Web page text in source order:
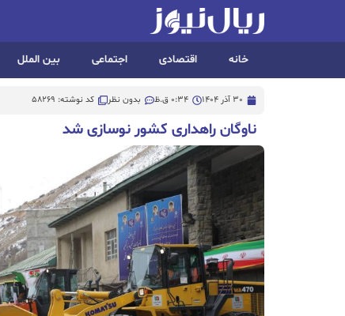
خانه اقتصادی اجتماعی بین الملل
30 آذر 1404 0:34 ق.ظ بدون نظر کد نوشته: 58269
ناوگان راهداری کشور نوسازی شد